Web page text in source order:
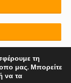
τη
μας. Μπορείτε
να τα